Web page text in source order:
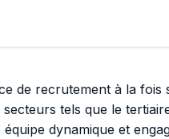
de recrutement à la fois
tels que le
dynamique et